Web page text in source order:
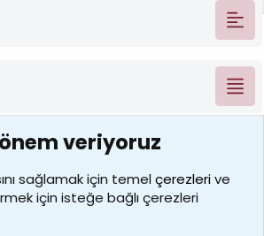
veriyoruz
sağlamak için temelçerezlerive
için isteğe bağlı çerezleri